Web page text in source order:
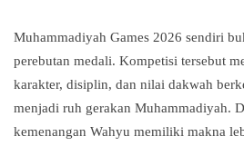
Muhammadiyah Games 2026 sendiri
perebutan medali. Kompetisi tersebut
karakter, disiplin, dan nilai dakwah
menjadi ruh gerakan Muhammadiyah.
kemenangan Wahyu memiliki makna